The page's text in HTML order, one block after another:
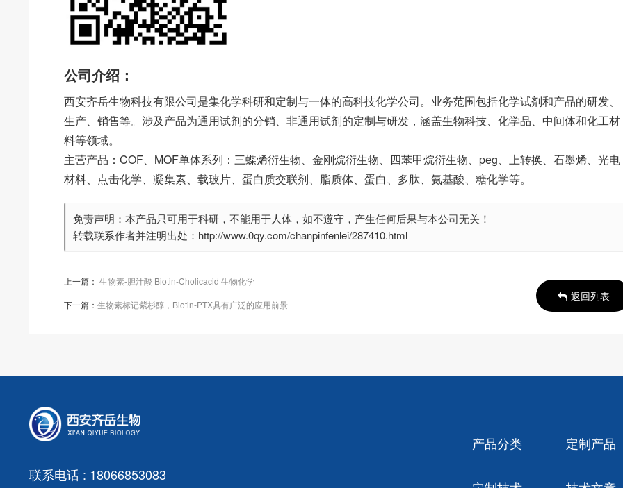
公司介绍：
西安齐岳生物科技有限公司是集化学科研和定制与一体的高科技化学公司。业务范围包括化学试剂和产品的研发、
生产、销售等。涉及产品为通用试剂的分销、非通用试剂的定制与研发，涵盖生物科技、化学品、中间体和化工材
料等领域。
主营产品：COF、MOF单体系列：三蝶烯衍生物、金刚烷衍生物、四苯甲烷衍生物、peg、上转换、石墨烯、光电
材料、点击化学、凝集素、载玻片、蛋白质交联剂、脂质体、蛋白、多肽、氨基酸、糖化学等。
免责声明：本产品只可用于科研，不能用于人体，如不遵守，产生任何后果与本公司无关！
转载联系作者并注明出处：http://www.0qy.com/chanpinfenlei/287410.html
上一篇： 生物素-胆汁酸 Biotin-Cholicacid 生物化学
下一篇： 生物素标记紫杉醇，Biotin-PTX具有广泛的应用前景
返回列表
联系电话 : 18066853083
产品分类 定制产品